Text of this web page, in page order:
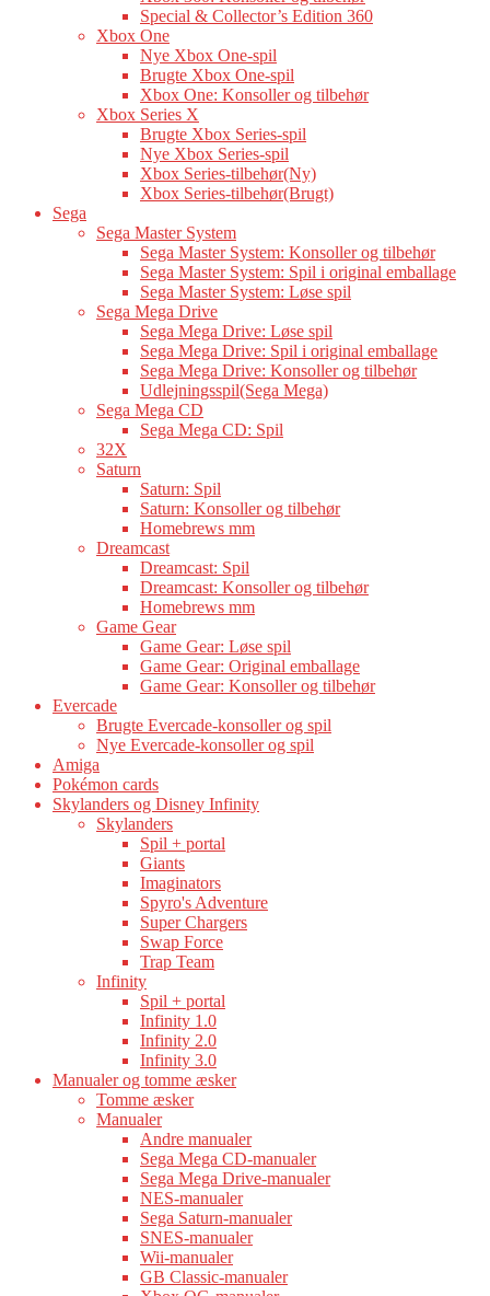
Special & Collector’s Edition 360
Xbox One
Nye Xbox One-spil
Brugte Xbox One-spil
Xbox One: Konsoller og tilbehør
Xbox Series X
Brugte Xbox Series-spil
Nye Xbox Series-spil
Xbox Series-tilbehør(Ny)
Xbox Series-tilbehør(Brugt)
Sega
Sega Master System
Sega Master System: Konsoller og tilbehør
Sega Master System: Spil i original emballage
Sega Master System: Løse spil
Sega Mega Drive
Sega Mega Drive: Løse spil
Sega Mega Drive: Spil i original emballage
Sega Mega Drive: Konsoller og tilbehør
Udlejningsspil(Sega Mega)
Sega Mega CD
Sega Mega CD: Spil
32X
Saturn
Saturn: Spil
Saturn: Konsoller og tilbehør
Homebrews mm
Dreamcast
Dreamcast: Spil
Dreamcast: Konsoller og tilbehør
Homebrews mm
Game Gear
Game Gear: Løse spil
Game Gear: Original emballage
Game Gear: Konsoller og tilbehør
Evercade
Brugte Evercade-konsoller og spil
Nye Evercade-konsoller og spil
Amiga
Pokémon cards
Skylanders og Disney Infinity
Skylanders
Spil + portal
Giants
Imaginators
Spyro's Adventure
Super Chargers
Swap Force
Trap Team
Infinity
Spil + portal
Infinity 1.0
Infinity 2.0
Infinity 3.0
Manualer og tomme æsker
Tomme æsker
Manualer
Andre manualer
Sega Mega CD-manualer
Sega Mega Drive-manualer
NES-manualer
Sega Saturn-manualer
SNES-manualer
Wii-manualer
GB Classic-manualer